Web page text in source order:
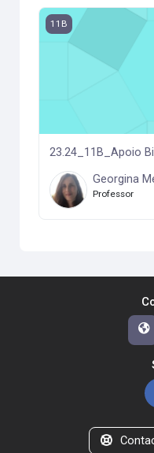
23.24_11B_Apoio Biol
11B
23.24_11B_Apoio
Georgina
Professor